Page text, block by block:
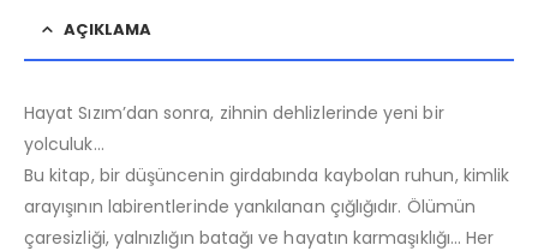
AÇIKLAMA
Hayat Sızım’dan sonra, zihnin dehlizlerinde yeni bir
yolculuk…
Bu kitap, bir düşüncenin girdabında kaybolan ruhun, kimlik
arayışının labirentlerinde yankılanan çığlığıdır. Ölümün
çaresizliği, yalnızlığın batağı ve hayatın karmaşıklığı… Her